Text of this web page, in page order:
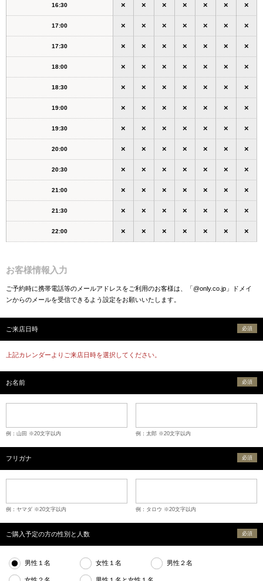
16:30 × × × × × × ×
17:00 × × × × × × ×
17:30 × × × × × × ×
18:00 × × × × × × ×
18:30 × × × × × × ×
19:00 × × × × × × ×
19:30 × × × × × × ×
20:00 × × × × × × ×
20:30 × × × × × × ×
21:00 × × × × × × ×
21:30 × × × × × × ×
22:00 × × × × × × ×
お客様情報入力
ご予約時に携帯電話等のメールアドレスをご利用のお客様は、「@only.co.jp」ドメイ
ンからのメールを受信できるよう設定をお願いいたします。
ご来店日時 必須
上記カレンダーよりご来店日時を選択してください。
お名前 必須
例：山田 ※20文字以内 例：太郎 ※20文字以内
フリガナ 必須
例：ヤマダ ※20文字以内 例：タロウ ※20文字以内
ご購入予定の方の性別と人数 必須
男性１名 女性１名 男性２名